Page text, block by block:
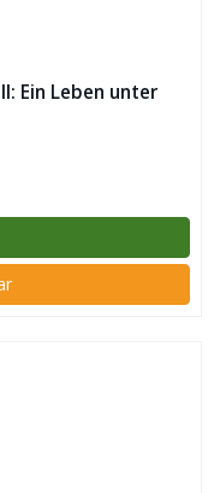
Ein Leben unter